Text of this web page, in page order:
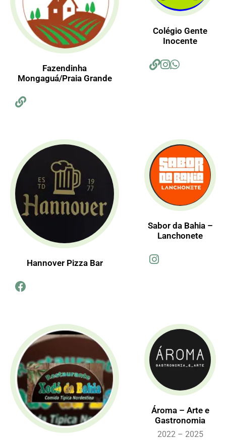
Fazendinha
Mongaguá/Praia Grande
Colégio Gente
Inocente
Hannover Pizza Bar
Sabor da Bahia –
Lanchonete
Ároma – Arte e
Gastronomia
2022 – 2025